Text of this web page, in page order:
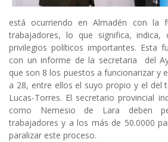
está ocurriendo en Almadén con la
trabajadores, lo que significa, indica,
privilegios políticos importantes. Esta
con un informe de la secretaria del
que son 8 los puestos a funcionarizar y
a 28, entre ellos el suyo propio y el del
Lucas-Torres. El secretario provincial
como Nemesio de Lara deben
trabajadores y a los más de 50.0000
paralizar este proceso.